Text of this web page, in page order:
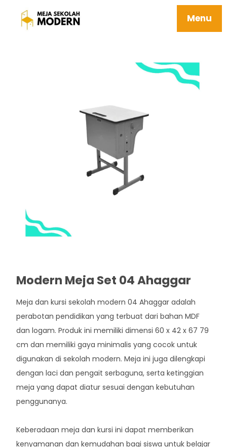
Menu
Meja Pelajar Sekolah Berkualitas Awet
Mudah Dipasang Perawatan 04 Ahaggar
Modern Meja Set 04 Ahaggar
Meja dan kursi sekolah modern 04 Ahaggar adalah
perabotan pendidikan yang terbuat dari bahan MDF
dan logam. Produk ini memiliki dimensi 60 x 42 x 67 79
cm dan memiliki gaya minimalis yang cocok untuk
digunakan di sekolah modern. Meja ini juga dilengkapi
dengan laci dan pengait serbaguna, serta ketinggian
meja yang dapat diatur sesuai dengan kebutuhan
penggunanya.
Keberadaan meja dan kursi ini dapat memberikan
kenyamanan dan kemudahan bagi siswa untuk belajar